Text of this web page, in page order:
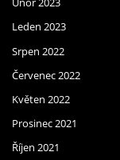
Leden 2023
Srpen 2022
Červenec 2022
Květen 2022
Prosinec 2021
Říjen 2021